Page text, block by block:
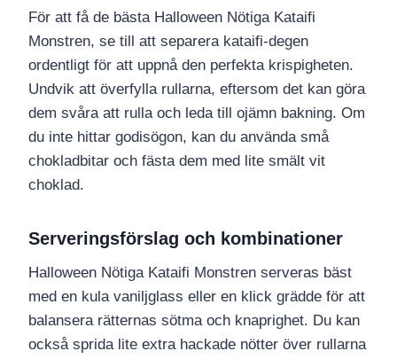
För att få de bästa Halloween Nötiga Kataifi
Monstren, se till att separera kataifi-degen
ordentligt för att uppnå den perfekta krispigheten.
Undvik att överfylla rullarna, eftersom det kan göra
dem svåra att rulla och leda till ojämn bakning. Om
du inte hittar godisögon, kan du använda små
chokladbitar och fästa dem med lite smält vit
choklad.
Serveringsförslag och kombinationer
Halloween Nötiga Kataifi Monstren serveras bäst
med en kula vaniljglass eller en klick grädde för att
balansera rätternas sötma och knaprighet. Du kan
också sprida lite extra hackade nötter över rullarna